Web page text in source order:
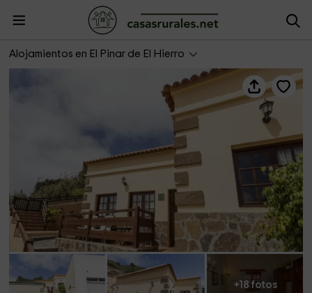
Alojamientos en El Pinar de El Hierro
Casa Rural El Roque
+18 fotos